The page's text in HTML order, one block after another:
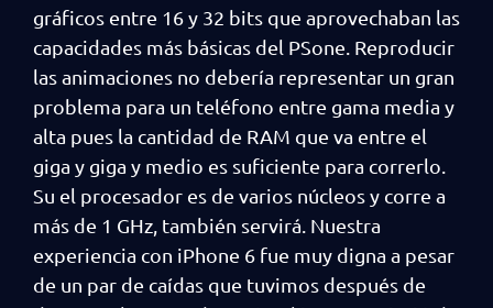
gráficos entre 16 y 32 bits que aprovechaban las
capacidades más básicas del PSone. Reproducir
las animaciones no debería representar un gran
problema para un teléfono entre gama media y
alta pues la cantidad de RAM que va entre el
giga y giga y medio es suficiente para correrlo.
Su el procesador es de varios núcleos y corre a
más de 1 GHz, también servirá. Nuestra
experiencia con iPhone 6 fue muy digna a pesar
de un par de caídas que tuvimos después de